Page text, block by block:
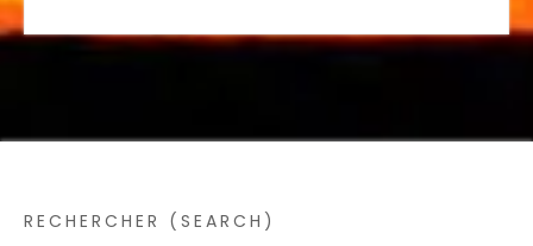
RECHERCHER (SEARCH)